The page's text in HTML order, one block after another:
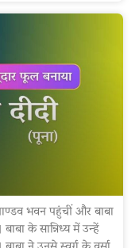
भवन पहुंचीं और बाबा
के सान्निध्य में उन्हें